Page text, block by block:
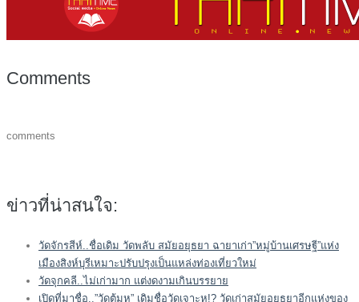
Comments
comments
ข่าวที่น่าสนใจ:
วัดจักรสีห์..ชื่อเดิม วัดพลับ สมัยอยุธยา ฉายาเก่า”หมู่บ้านเศรษฐี”แห่ง
เมืองสิงห์บุรีเหมาะปรับปรุงเป็นแหล่งท่องเที่ยวใหม่
วัดจุกคลี..ไม่เก่ามาก แต่งดงามเกินบรรยาย
เปิดที่มาชื่อ..”วัดตุ้มหู” เดิมชื่อวัดเจาะหู!? วัดเก่าสมัยอยุธยาอีกแห่งของ